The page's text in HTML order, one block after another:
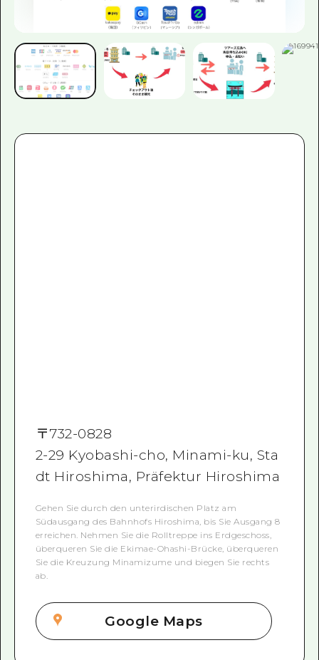
〒732-0828
2-29 Kyobashi-cho, Minami-ku, Sta
dt Hiroshima, Präfektur Hiroshima
Gehen Sie durch den unterirdischen Platz am
Südausgang des Bahnhofs Hiroshima, bis Sie Ausgang 8
erreichen. Nehmen Sie die Rolltreppe ins Erdgeschoss,
überqueren Sie die Ekimae-Ohashi-Brücke, überqueren
Sie die Kreuzung Minamizume und biegen Sie rechts
ab.
Google Maps